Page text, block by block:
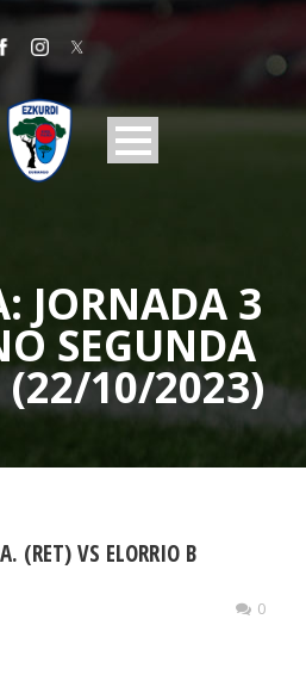
JORNADA 3
SEGUNDA
(22/10/2023)
(RET) VS ELORRIO B
0